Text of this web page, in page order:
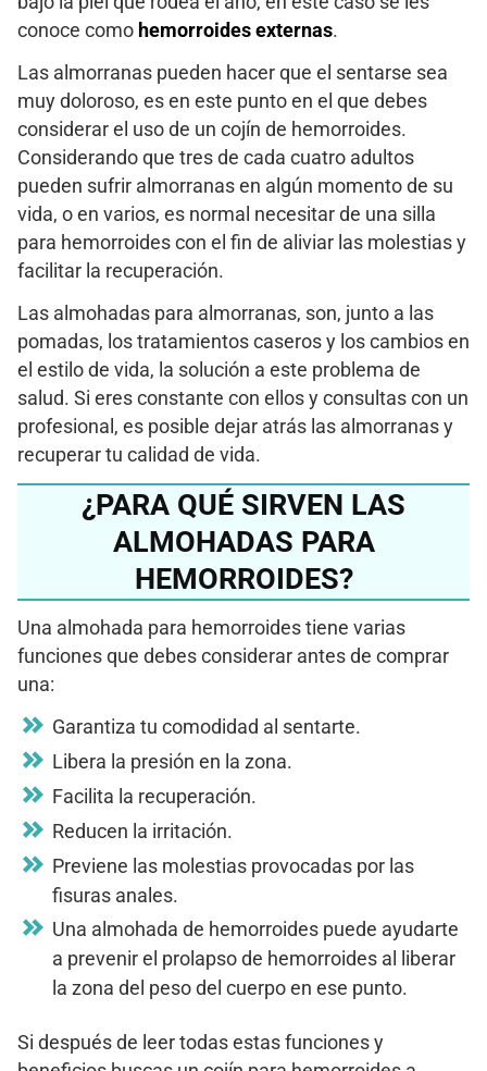
conoce como hemorroides externas.
Las almorranas pueden hacer que el sentarse sea
muy doloroso, es en este punto en el que debes
considerar el uso de un cojín de hemorroides.
Considerando que tres de cada cuatro adultos
pueden sufrir almorranas en algún momento de su
vida, o en varios, es normal necesitar de una silla
para hemorroides con el fin de aliviar las molestias y
facilitar la recuperación.
Las almohadas para almorranas, son, junto a las
pomadas, los tratamientos caseros y los cambios en
el estilo de vida, la solución a este problema de
salud. Si eres constante con ellos y consultas con un
profesional, es posible dejar atrás las almorranas y
recuperar tu calidad de vida.
¿PARA QUÉ SIRVEN LAS
ALMOHADAS PARA
HEMORROIDES?
Una almohada para hemorroides tiene varias
funciones que debes considerar antes de comprar
una:
Garantiza tu comodidad al sentarte.
Libera la presión en la zona.
Facilita la recuperación.
Reducen la irritación.
Previene las molestias provocadas por las
fisuras anales.
Una almohada de hemorroides puede ayudarte
a prevenir el prolapso de hemorroides al liberar
la zona del peso del cuerpo en ese punto.
Si después de leer todas estas funciones y